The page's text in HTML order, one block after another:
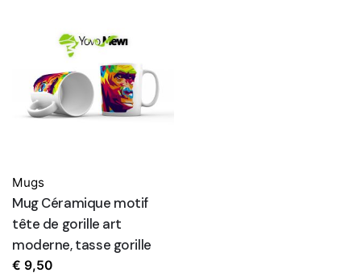
Mugs
Mug Céramique motif
tête de gorille art
moderne, tasse gorille
€ 9,50